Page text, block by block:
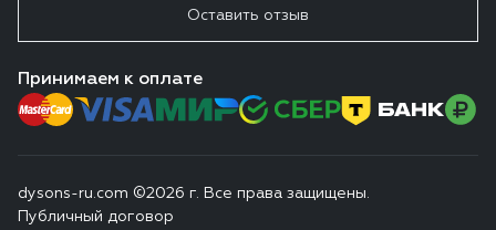
Оставить отзыв
Принимаем к оплате
dysons-ru.com ©2026 г. Все права защищены.
Публичный договор